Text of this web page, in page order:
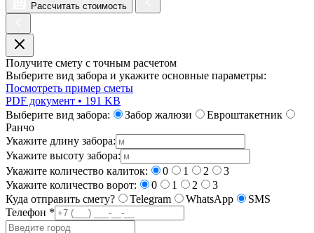
Рассчитать стоимость
Получите смету с точным расчетом
Выберите вид забора и укажите основные параметры:
Посмотреть пример сметы
PDF документ • 191 KB
Выберите вид забора:
Забор жалюзи
Евроштакетник
Ранчо
Укажите длину забора:
Укажите высоту забора:
Укажите количество калиток:
0 1 2
3
Укажите количество ворот:
0 1 2
3
Куда отправить смету?
Telegram WhatsApp
SMS
Телефон *